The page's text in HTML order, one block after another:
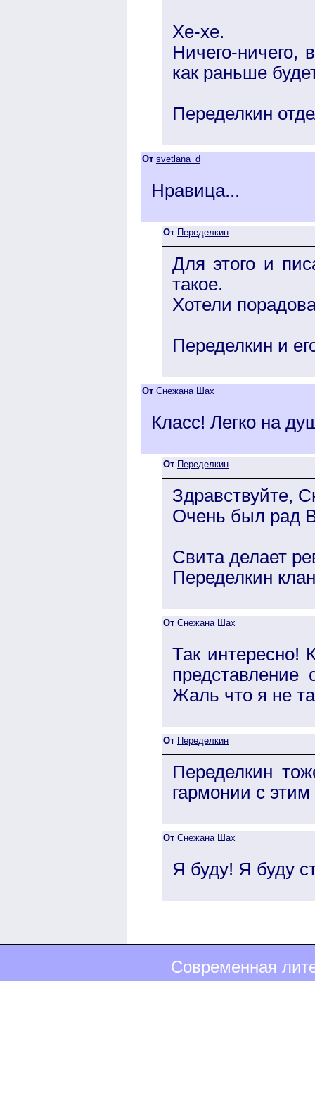
Хе-хе.
Ничего-ничего,
как раньше
Переделкин
От svetlana_d
Нравица...
От Переделкин
Для этого и
такое.
Хотели
Переделкин и
От Снежана Шах
Класс! Легко на
От Переделкин
Здравствуйте,
Очень был рад
Свита делает
Переделкин
От Снежана Шах
Так интересно!
представление
Жаль что я не
От Переделкин
Переделкин
гармонии с
От Снежана Шах
Я буду! Я буду
Современная